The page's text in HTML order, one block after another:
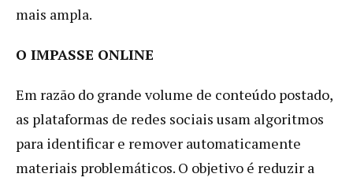
mais ampla.
O IMPASSE ONLINE
Em razão do grande volume de conteúdo postado,
as plataformas de redes sociais usam algoritmos
para identificar e remover automaticamente
materiais problemáticos. O objetivo é reduzir a